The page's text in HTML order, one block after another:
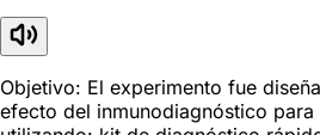
Objetivo: El experimento fue
efecto del inmunodiagnóstico para